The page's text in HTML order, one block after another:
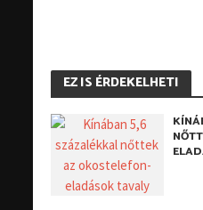
EZ IS ÉRDEKELHETI